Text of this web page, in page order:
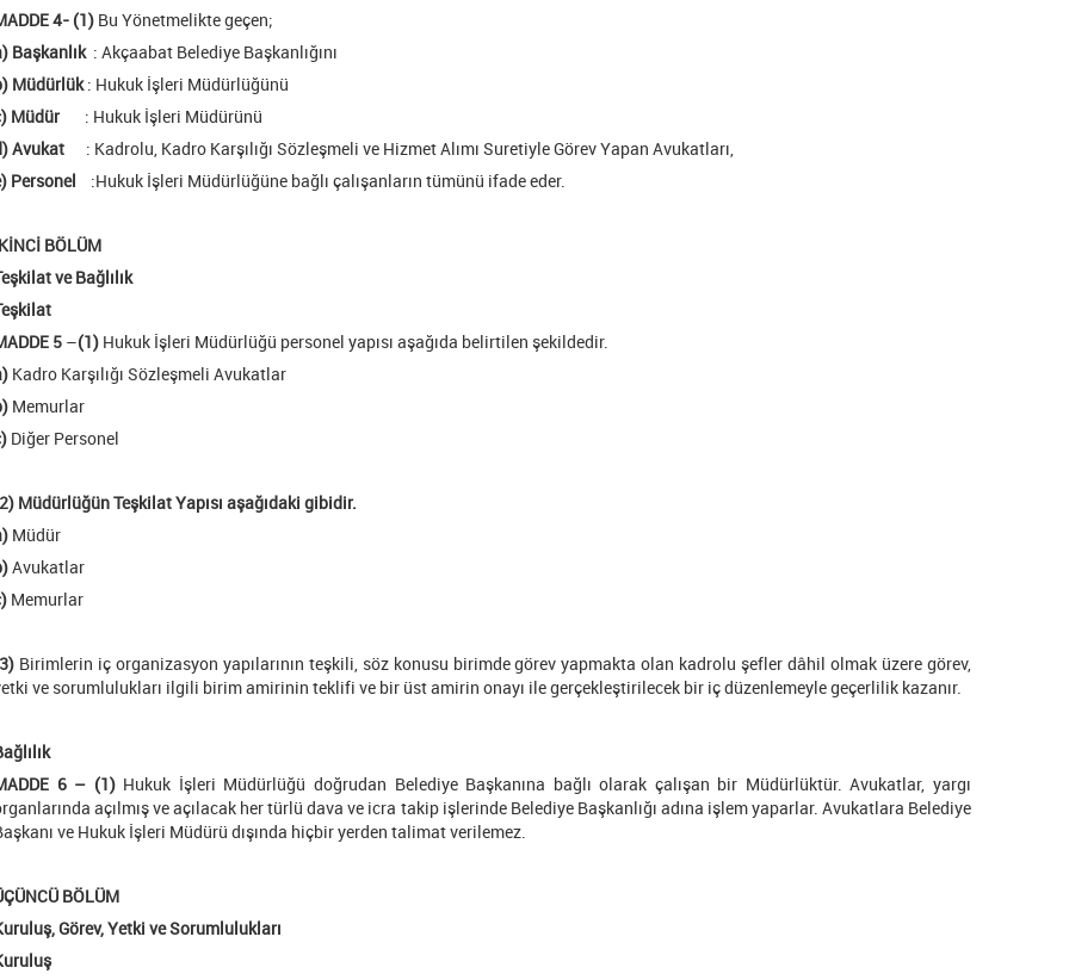
4- (1) Bu Yönetmelikte geçen;
Başkanlık : Akçaabat Belediye Başkanlığını
Müdürlük: Hukuk İşleri Müdürlüğünü
Müdür : Hukuk İşleri Müdürünü
Avukat
: Kadrolu, Kadro Karşılığı Sözleşmeli ve Hizmet Alımı Suretiyle Görev Yapan Avukatları,
Personel :Hukuk İşleri Müdürlüğüne bağlı çalışanların tümünü ifade eder.
BÖLÜM
ve Bağlılık
5 –(1) Hukuk İşleri Müdürlüğü personel yapısı aşağıda belirtilen şekildedir.
Kadro Karşılığı Sözleşmeli Avukatlar
Memurlar
Diğer Personel
Müdürlüğün Teşkilat Yapısı aşağıdaki gibidir.
Müdür
Avukatlar
Memurlar
Birimlerin iç organizasyon yapılarının teşkili, söz konusu birimde görev yapmakta olan kadrolu şefler dâhil olmak üzere görev,
ve sorumlulukları ilgili birim amirinin teklifi ve bir üst amirin onayı ile gerçekleştirilecek bir iç düzenlemeyle geçerlilik kazanır.
6 – (1)Hukuk İşleri Müdürlüğü doğrudan Belediye Başkanına bağlı olarak çalışan bir Müdürlüktür. Avukatlar, yargı
açılmış ve açılacak her türlü dava ve icra takip işlerinde Belediye Başkanlığı adına işlem yaparlar. Avukatlara Belediye
ve Hukuk İşleri Müdürü dışında hiçbir yerden talimat verilemez.
BÖLÜM
Görev, Yetki ve Sorumlulukları